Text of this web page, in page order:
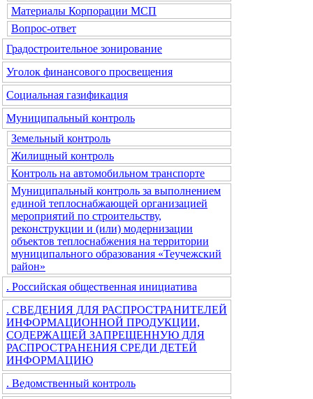
Материалы Корпорации МСП
Вопрос-ответ
Градостроительное зонирование
Уголок финансового просвещения
Социальная газификация
Муниципальный контроль
Земельный контроль
Жилищный контроль
Контроль на автомобильном транспорте
Муниципальный контроль за выполнением
единой теплоснабжающей организацией
мероприятий по строительству,
реконструкции и (или) модернизации
объектов теплоснабжения на территории
муниципального образования «Теучежский
район»
. Российская общественная инициатива
. СВЕДЕНИЯ ДЛЯ РАСПРОСТРАНИТЕЛЕЙ
ИНФОРМАЦИОННОЙ ПРОДУКЦИИ,
СОДЕРЖАЩЕЙ ЗАПРЕЩЕННУЮ ДЛЯ
РАСПРОСТРАНЕНИЯ СРЕДИ ДЕТЕЙ
ИНФОРМАЦИЮ
. Ведомственный контроль